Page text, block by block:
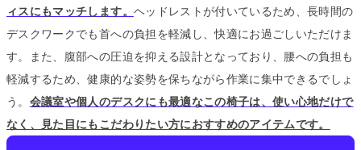
ィスにもマッチします。 ヘッドレストが付いているため、長時間の
デスクワークでも首への負担を軽減し、快適にお過ごしいただけま
す。
また、腹部への圧迫を抑える設計となっており、腰への負担も
軽減するため、健康的な姿勢を保ちながら作業に集中できるでしょ
う。 会議室や個人のデスクにも最適なこの椅子は、使い心地だけで
なく、見た目にもこだわりたい方におすすめのアイテムです。